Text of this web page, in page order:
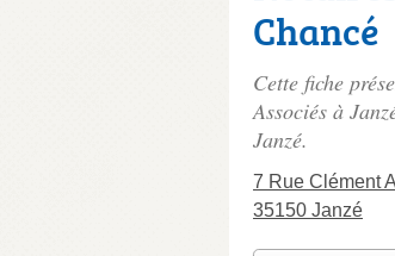
Chancé
Cette fiche
Associés à
Janzé.
7 Rue Clément
35150 Janzé